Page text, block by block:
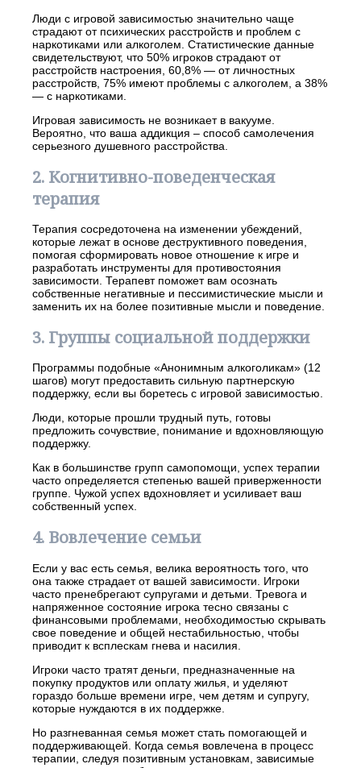
Люди с игровой зависимостью значительно чаще
страдают от психических расстройств и проблем с
наркотиками или алкоголем. Статистические данные
свидетельствуют, что 50% игроков страдают от
расстройств настроения, 60,8% — от личностных
расстройств, 75% имеют проблемы с алкоголем, а 38%
— с наркотиками.
Игровая зависимость не возникает в вакууме.
Вероятно, что ваша аддикция – способ самолечения
серьезного душевного расстройства.
2. Когнитивно-поведенческая
терапия
Терапия сосредоточена на изменении убеждений,
которые лежат в основе деструктивного поведения,
помогая сформировать новое отношение к игре и
разработать инструменты для противостояния
зависимости. Терапевт поможет вам осознать
собственные негативные и пессимистические мысли и
заменить их на более позитивные мысли и поведение.
3. Группы социальной поддержки
Программы подобные «Анонимным алкоголикам» (12
шагов) могут предоставить сильную партнерскую
поддержку, если вы боретесь с игровой зависимостью.
Люди, которые прошли трудный путь, готовы
предложить сочувствие, понимание и вдохновляющую
поддержку.
Как в большинстве групп самопомощи, успех терапии
часто определяется степенью вашей приверженности
группе. Чужой успех вдохновляет и усиливает ваш
собственный успех.
4. Вовлечение семьи
Если у вас есть семья, велика вероятность того, что
она также страдает от вашей зависимости. Игроки
часто пренебрегают супругами и детьми. Тревога и
напряженное состояние игрока тесно связаны с
финансовыми проблемами, необходимостью скрывать
свое поведение и общей нестабильностью, чтобы
приводит к всплескам гнева и насилия.
Игроки часто тратят деньги, предназначенные на
покупку продуктов или оплату жилья, и уделяют
гораздо больше времени игре, чем детям и супругу,
которые нуждаются в их поддержке.
Но разгневанная семья может стать помогающей и
поддерживающей. Когда семья вовлечена в процесс
терапии, следуя позитивным установкам, зависимые